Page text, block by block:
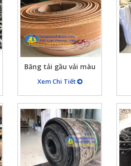
Băng tải gầu vải màu
đỏ cam B300x8mm
Xem Chi Tiết